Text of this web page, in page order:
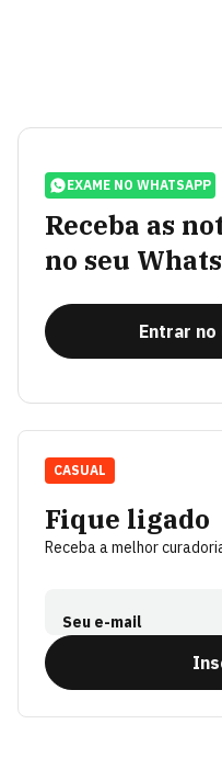
EXAME NO WHATSAPP
Receba as
no seu
Entrar no
Fique ligado
Receba a melhor
Seu e-mail
CASUAL